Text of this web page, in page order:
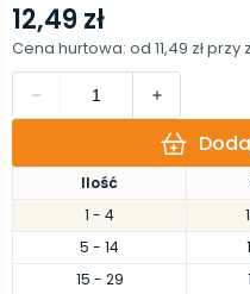
Ilość
1 - 4
5 - 14
15 - 29
12,49 zł
Cena hurtowa: od 11,49 złprzy